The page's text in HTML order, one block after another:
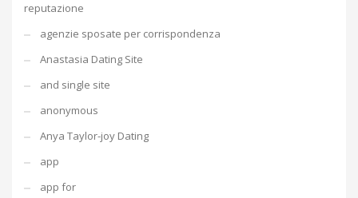
reputazione
agenzie sposate per corrispondenza
Anastasia Dating Site
and single site
anonymous
Anya Taylor-joy Dating
app
app for